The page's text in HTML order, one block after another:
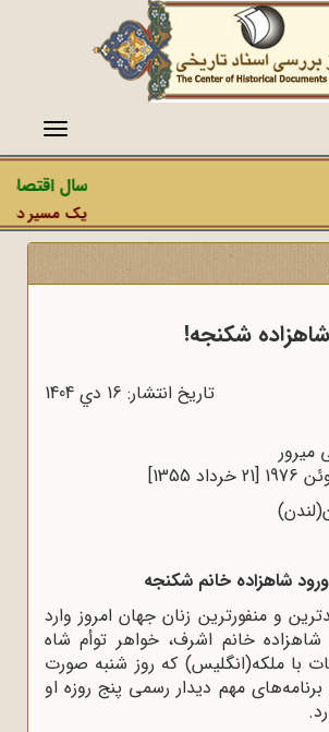
منو
سال
یک مسیر
شکنجه!
تاریخ انتشار: 16 دي 1404
دیلی میرور
ورود شاهزاده خانم شکنجه
و منفورترین زنان جهان امروز وارد
خانم اشرف، خواهر توأم شاه
با ملکه(انگلیس) که روز شنبه صورت
مهم دیدار رسمی پنج روزه او